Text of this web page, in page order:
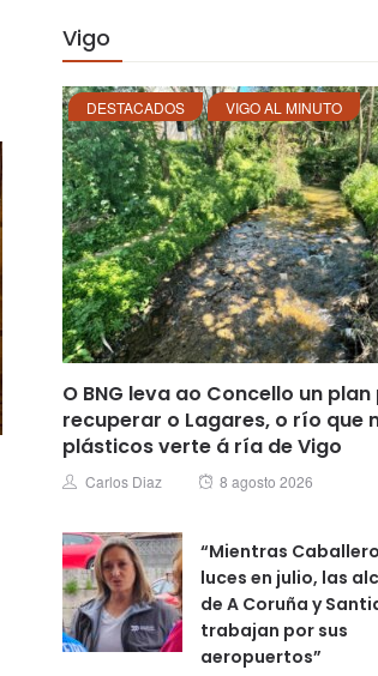
Vigo
DESTACADOS VIGO AL MINUTO
O BNG leva ao Concello un
recuperar o Lagares, o río que
plásticos verte á ría de Vigo
Author
Carlos Diaz
Posted
8 agosto 2026
“Mientras
luces en julio, las
de A Coruña y
trabajan por sus
aeropuertos”